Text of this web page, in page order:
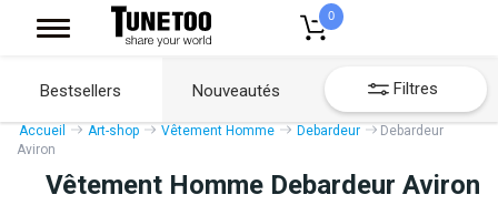
0
Bestsellers Nouveautés Filtres
Accueil Art-shop Vêtement Homme Debardeur
Debardeur
Aviron
Vêtement Homme Debardeur Aviron